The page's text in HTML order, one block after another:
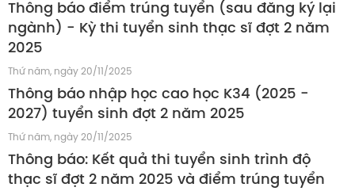
Thông báo điểm trúng tuyển (sau đăng ký lại
ngành) - Kỳ thi tuyển sinh thạc sĩ đợt 2 năm
2025
Thứ năm, ngày 20/11/2025
Thông báo nhập học cao học K34 (2025 -
2027) tuyển sinh đợt 2 năm 2025
Thứ năm, ngày 20/11/2025
Thông báo: Kết quả thi tuyển sinh trình độ
thạc sĩ đợt 2 năm 2025 và điểm trúng tuyển